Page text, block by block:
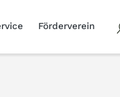
Förderverein